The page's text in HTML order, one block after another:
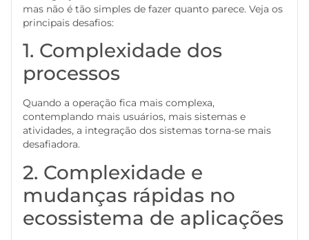
mas não é tão simples de fazer quanto parece. Veja os
principais desafios:
1. Complexidade dos
processos
Quando a operação fica mais complexa,
contemplando mais usuários, mais sistemas e
atividades, a integração dos sistemas torna-se mais
desafiadora.
2. Complexidade e
mudanças rápidas no
ecossistema de aplicações